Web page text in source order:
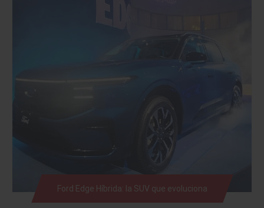
Ford Edge Híbrida: la SUV que evoluciona